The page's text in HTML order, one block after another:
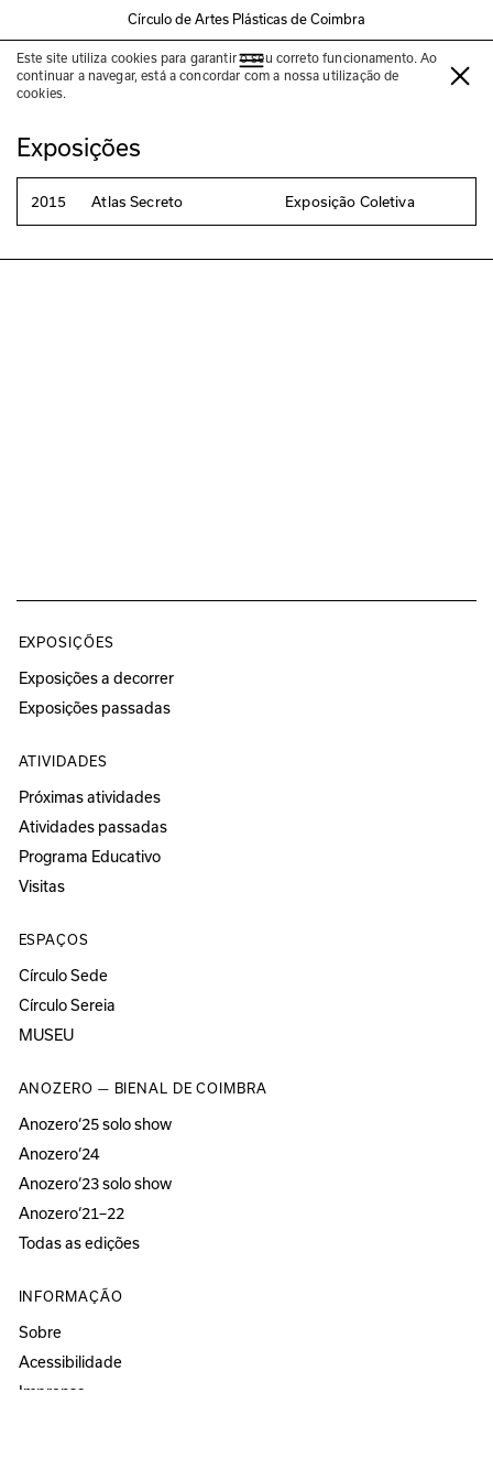
Círculo de Artes Plásticas de Coimbra
Este site utiliza cookies para garantir o seu correto funcionamento. Ao
continuar a navegar, está a concordar com a nossa utilização de
cookies.
Carlos Seabra
Exposições
2015 Atlas Secreto Exposição Coletiva
EXPOSIÇÕES
Exposições a decorrer
Exposições passadas
ATIVIDADES
Próximas atividades
Atividades passadas
Programa Educativo
Visitas
ESPAÇOS
Círculo Sede
Círculo Sereia
MUSEU
ANOZERO — BIENAL DE COIMBRA
Anozero‘25 solo show
Anozero‘24
Anozero‘23 solo show
Anozero‘21–22
Todas as edições
INFORMAÇÃO
Sobre
Acessibilidade
Imprensa